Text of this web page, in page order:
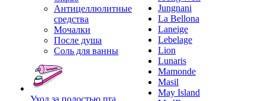
Антицеллюлитные
средства
Мочалки
После душа
Соль для ванны
Уход за полостью рта
Jungnani
La Bellona
Laneige
Lebelage
Lion
Lunaris
Mamonde
Masil
May Island